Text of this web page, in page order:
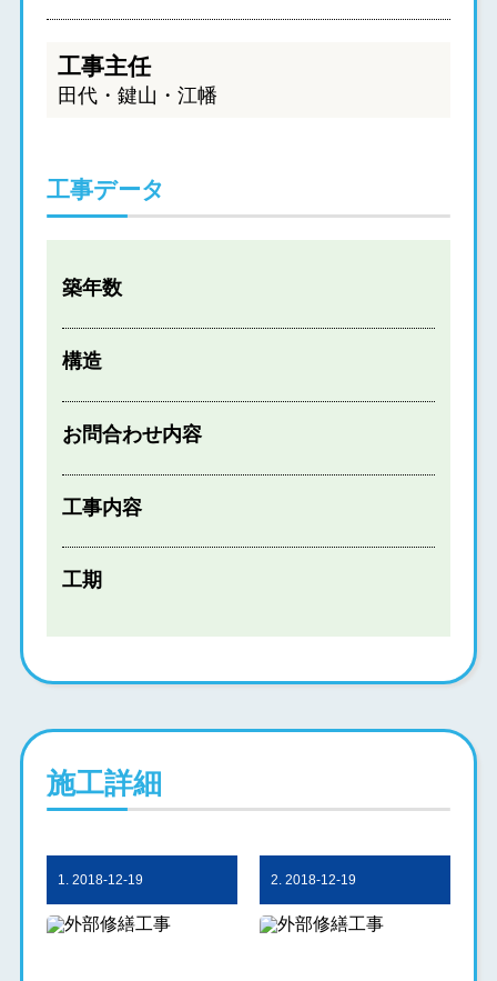
工事主任
田代・鍵山・江幡
工事データ
築年数
構造
お問合わせ内容
工事内容
工期
施工詳細
1. 2018-12-19 2. 2018-12-19